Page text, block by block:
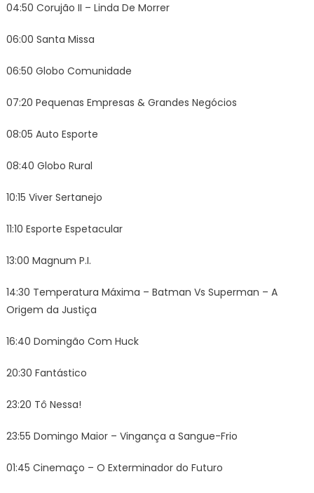
E
MAIOR
04:50 Corujão II – Linda De Morrer
06:00 Santa Missa
06:50 Globo Comunidade
07:20 Pequenas Empresas & Grandes Negócios
08:05 Auto Esporte
08:40 Globo Rural
10:15 Viver Sertanejo
11:10 Esporte Espetacular
13:00 Magnum P.I.
14:30 Temperatura Máxima – Batman Vs Superman – A
Origem da Justiça
16:40 Domingão Com Huck
20:30 Fantástico
23:20 Tô Nessa!
23:55 Domingo Maior – Vingança a Sangue-Frio
01:45 Cinemaço – O Exterminador do Futuro